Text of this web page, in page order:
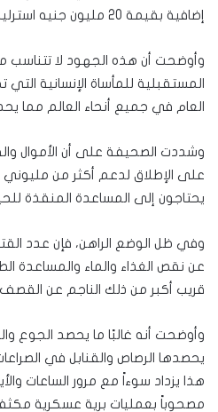
إضافية بقيمة 20 مليون جنيه استرليني ـ تنضح بالرمزية.
وأوضحت أن هذه الجهود لا تتناسب
المستقبلية للمأساة الإنسانية
العام في جميع أنحاء العالم مما
وشددت الصحيفة على أن الأموال
على الإطلاق لدعم أكثر من
يحتاجون إلى المساعدة المنقذة
وفي ظل الوضع الراهن، فإن عدد
عن نقص الغذاء والماء والمساعدة
قريب أكبر من ذلك الناجم عن
وأوضحت أنه غالبًا ما يحصد الجوع
يحصدها الرصاص والقنابل في
هذا يزداد سوءاً مع مرور الساعات
مصحوباً بعمليات برية عسكرية مكثفة